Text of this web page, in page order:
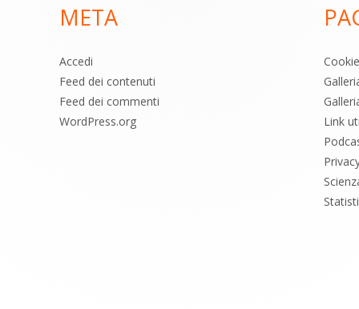
META
Accedi
Feed dei contenuti
Feed dei commenti
WordPress.org
Link